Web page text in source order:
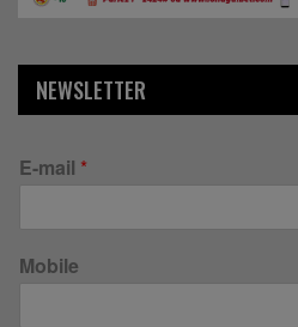
NEWSLETTER
E-mail *
Mobile